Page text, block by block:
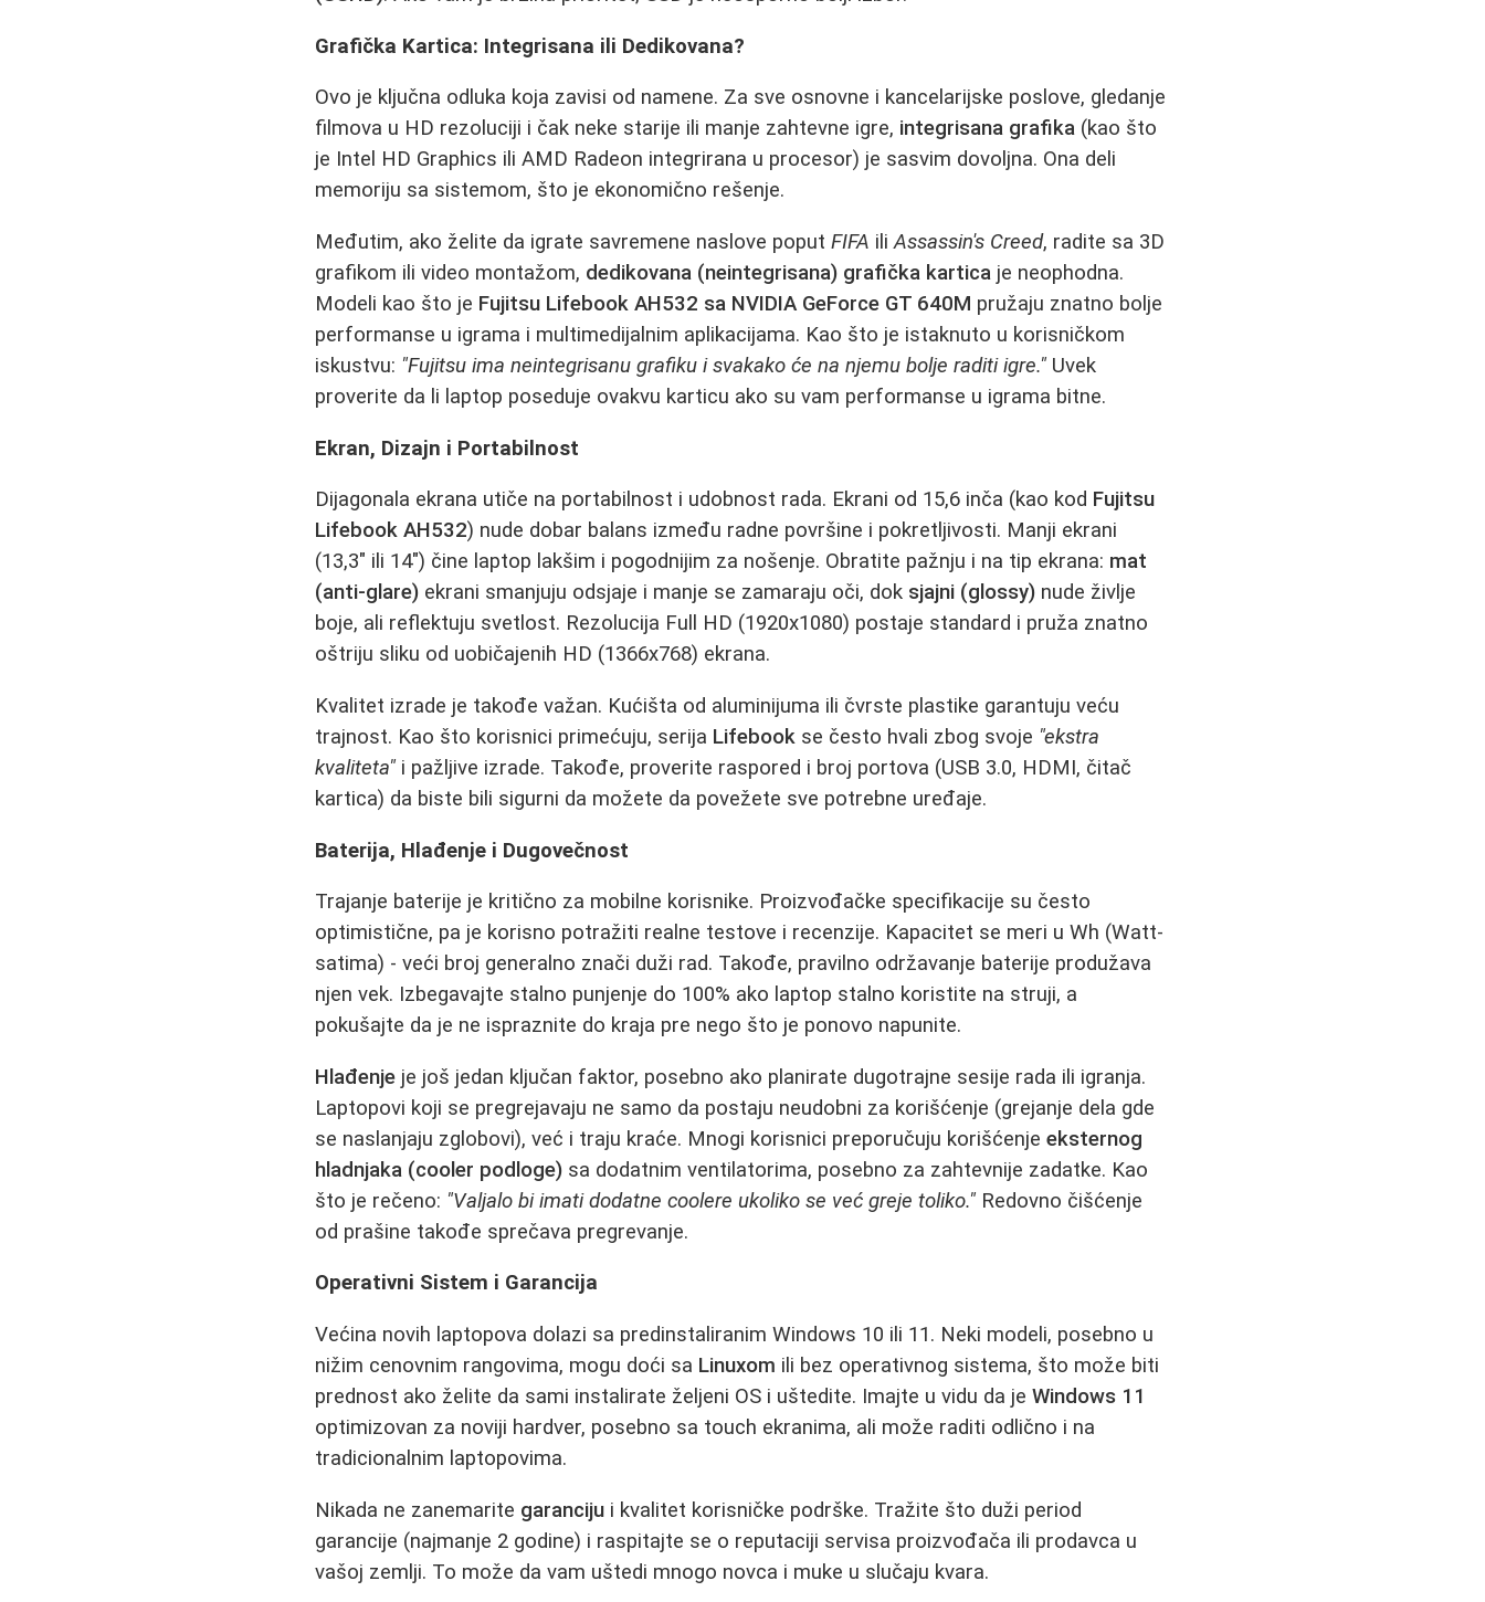
Grafička Kartica: Integrisana ili Dedikovana?
Ovo je ključna odluka koja zavisi od namene. Za sve osnovne i kancelarijske poslove, gledanje
filmova u HD rezoluciji i čak neke starije ili manje zahtevne igre, integrisana grafika (kao što
je Intel HD Graphics ili AMD Radeon integrirana u procesor) je sasvim dovoljna. Ona deli
memoriju sa sistemom, što je ekonomično rešenje.
Međutim, ako želite da igrate savremene naslove poputFIFA iliAssassin's Creed, radite sa 3D
grafikom ili video montažom, dedikovana (neintegrisana) grafička kartica je neophodna.
Modeli kao što je Fujitsu Lifebook AH532 sa NVIDIA GeForce GT 640M pružaju znatno bolje
performanse u igrama i multimedijalnim aplikacijama. Kao što je istaknuto u korisničkom
iskustvu: "Fujitsu ima neintegrisanu grafiku i svakako će na njemu bolje raditi igre." Uvek
proverite da li laptop poseduje ovakvu karticu ako su vam performanse u igrama bitne.
Ekran, Dizajn i Portabilnost
Dijagonala ekrana utiče na portabilnost i udobnost rada. Ekrani od 15,6 inča (kao kod Fujitsu
Lifebook AH532) nude dobar balans između radne površine i pokretljivosti. Manji ekrani
(13,3" ili 14") čine laptop lakšim i pogodnijim za nošenje. Obratite pažnju i na tip ekrana: mat
(anti-glare) ekrani smanjuju odsjaje i manje se zamaraju oči, dok sjajni (glossy) nude življe
boje, ali reflektuju svetlost. Rezolucija Full HD (1920x1080) postaje standard i pruža znatno
oštriju sliku od uobičajenih HD (1366x768) ekrana.
Kvalitet izrade je takođe važan. Kućišta od aluminijuma ili čvrste plastike garantuju veću
trajnost. Kao što korisnici primećuju, serija Lifebook se često hvali zbog svoje "ekstra
kvaliteta" i pažljive izrade. Takođe, proverite raspored i broj portova (USB 3.0, HDMI, čitač
kartica) da biste bili sigurni da možete da povežete sve potrebne uređaje.
Baterija, Hlađenje i Dugovečnost
Trajanje baterije je kritično za mobilne korisnike. Proizvođačke specifikacije su često
optimistične, pa je korisno potražiti realne testove i recenzije. Kapacitet se meri u Wh (Watt-
satima) - veći broj generalno znači duži rad. Takođe, pravilno održavanje baterije produžava
njen vek. Izbegavajte stalno punjenje do 100% ako laptop stalno koristite na struji, a
pokušajte da je ne ispraznite do kraja pre nego što je ponovo napunite.
Hlađenje je još jedan ključan faktor, posebno ako planirate dugotrajne sesije rada ili igranja.
Laptopovi koji se pregrejavaju ne samo da postaju neudobni za korišćenje (grejanje dela gde
se naslanjaju zglobovi), već i traju kraće. Mnogi korisnici preporučuju korišćenjeeksternog
hladnjaka (cooler podloge) sa dodatnim ventilatorima, posebno za zahtevnije zadatke. Kao
što je rečeno: "Valjalo bi imati dodatne coolere ukoliko se već greje toliko." Redovno čišćenje
od prašine takođe sprečava pregrevanje.
Operativni Sistem i Garancija
Većina novih laptopova dolazi sa predinstaliranim Windows 10 ili 11. Neki modeli, posebno u
nižim cenovnim rangovima, mogu doći sa Linuxom ili bez operativnog sistema, što može biti
prednost ako želite da sami instalirate željeni OS i uštedite. Imajte u vidu da jeWindows 11
optimizovan za noviji hardver, posebno sa touch ekranima, ali može raditi odlično i na
tradicionalnim laptopovima.
Nikada ne zanemarite garanciju i kvalitet korisničke podrške. Tražite što duži period
garancije (najmanje 2 godine) i raspitajte se o reputaciji servisa proizvođača ili prodavca u
vašoj zemlji. To može da vam uštedi mnogo novca i muke u slučaju kvara.